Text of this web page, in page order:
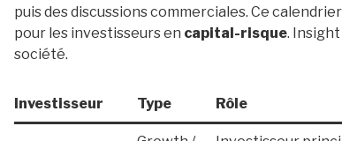
puis des discussions commerciales. Ce
pour les investisseurs en capital-risque.
société.
Investisseur Type Rôle